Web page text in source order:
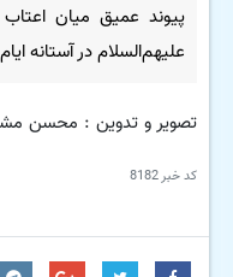
پیوند عمیق میان
علیهم‌السلام در آستانه
تصویر و تدوین : محسن
کد خبر8182